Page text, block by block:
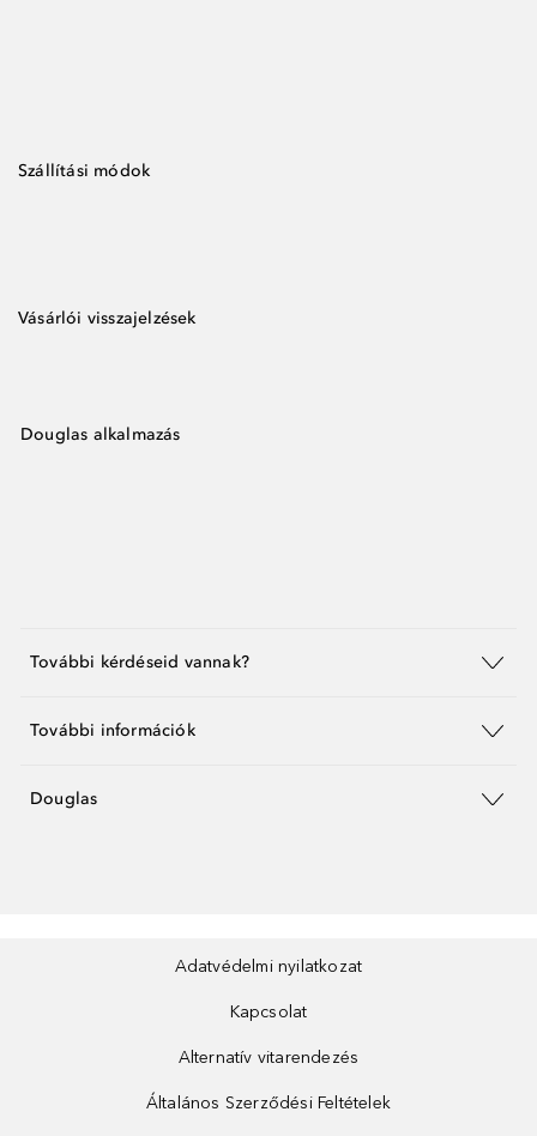
Szállítási módok
Vásárlói visszajelzések
Douglas alkalmazás
További kérdéseid vannak?
További információk
Douglas
Adatvédelmi nyilatkozat
Kapcsolat
Alternatív vitarendezés
Általános Szerződési Feltételek